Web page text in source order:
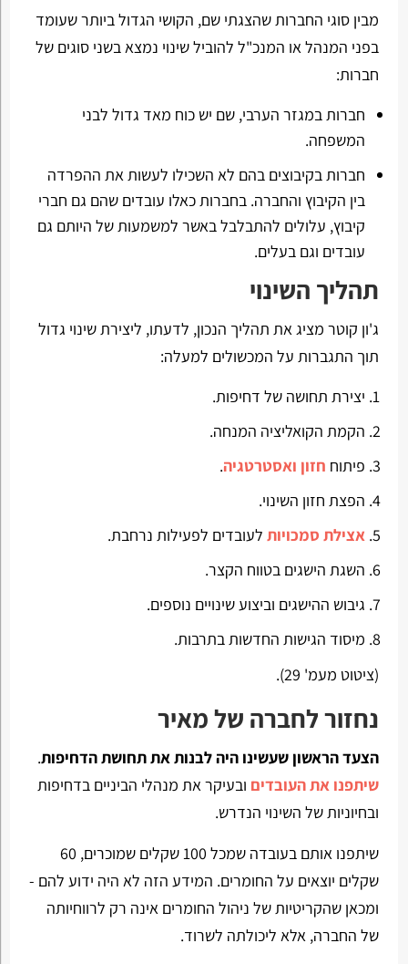
מבין סוגי החברות שהצגתי שם, הקושי הגדול ביותר שעומד
בפני המנהל או המנכ"ל להוביל שינוי נמצא בשני סוגים של
חברות:
חברות במגזר הערבי, שם יש כוח מאד גדול לבני
המשפחה.
חברות בקיבוצים בהם לא השכילו לעשות את ההפרדה
בין הקיבוץ והחברה. בחברות כאלו עובדים שהם גם חברי
קיבוץ, עלולים להתבלבל באשר למשמעות של היותם גם
עובדים וגם בעלים.
תהליך השינוי
ג'ון קוטר מציג את תהליך הנכון, לדעתו, ליצירת שינוי גדול
תוך התגברות על המכשולים למעלה:
יצירת תחושה של דחיפות.
הקמת הקואליציה המנחה.
פיתוח חזון ואסטרטגיה.
הפצת חזון השינוי.
אצילת סמכויותלעובדים לפעילות נרחבת.
השגת הישגים בטווח הקצר.
גיבוש ההישגים וביצוע שינויים נוספים.
מיסוד הגישות החדשות בתרבות.
(ציטוט מעמ' 29).
נחזור לחברה של מאיר
הצעד הראשון שעשינו היה לבנות את תחושת הדחיפות.
שיתפנו את העובדים ובעיקר את מנהלי הביניים בדחיפות
ובחיוניות של השינוי הנדרש.
שיתפנו אותם בעובדה שמכל 100 שקלים שמוכרים, 60
שקלים יוצאים על החומרים. המידע הזה לא היה ידוע להם -
ומכאן שהקריטיות של ניהול החומרים אינה רק לרווחיותה
של החברה, אלא ליכולתה לשרוד.